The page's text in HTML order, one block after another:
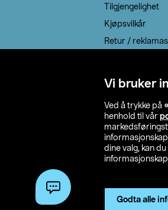
Vi bruker
Ved å trykke på
henhold til vår
dine valg, kan
Godta alle
Tilgjengelighet
Kjøpsvilkår
Retur /